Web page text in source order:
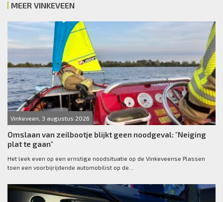
MEER VINKEVEEN
Vinkeveen, 3 augustus 2026
Omslaan van zeilbootje blijkt geen noodgeval: "Neiging
plat te gaan"
Het leek even op een ernstige noodsituatie op de Vinkeveense Plassen
toen een voorbijrijdende automobilist op de...